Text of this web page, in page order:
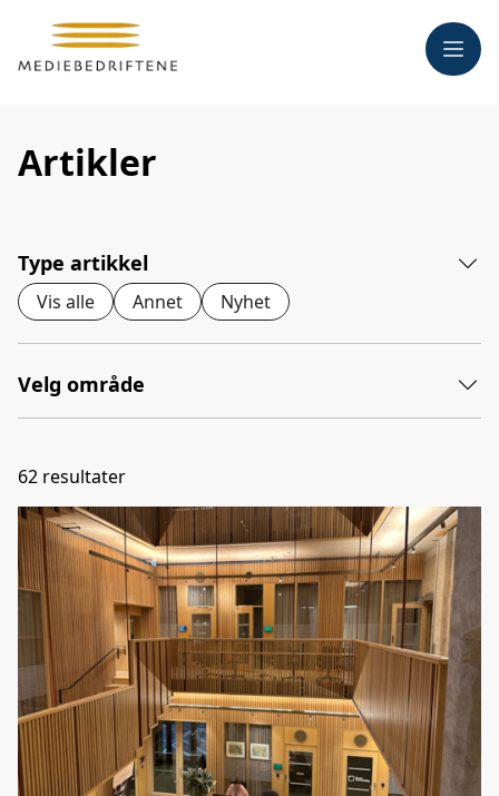
Meny
Artikler
Type artikkel
Vis alle Annet Nyhet
Velg område
62 resultater